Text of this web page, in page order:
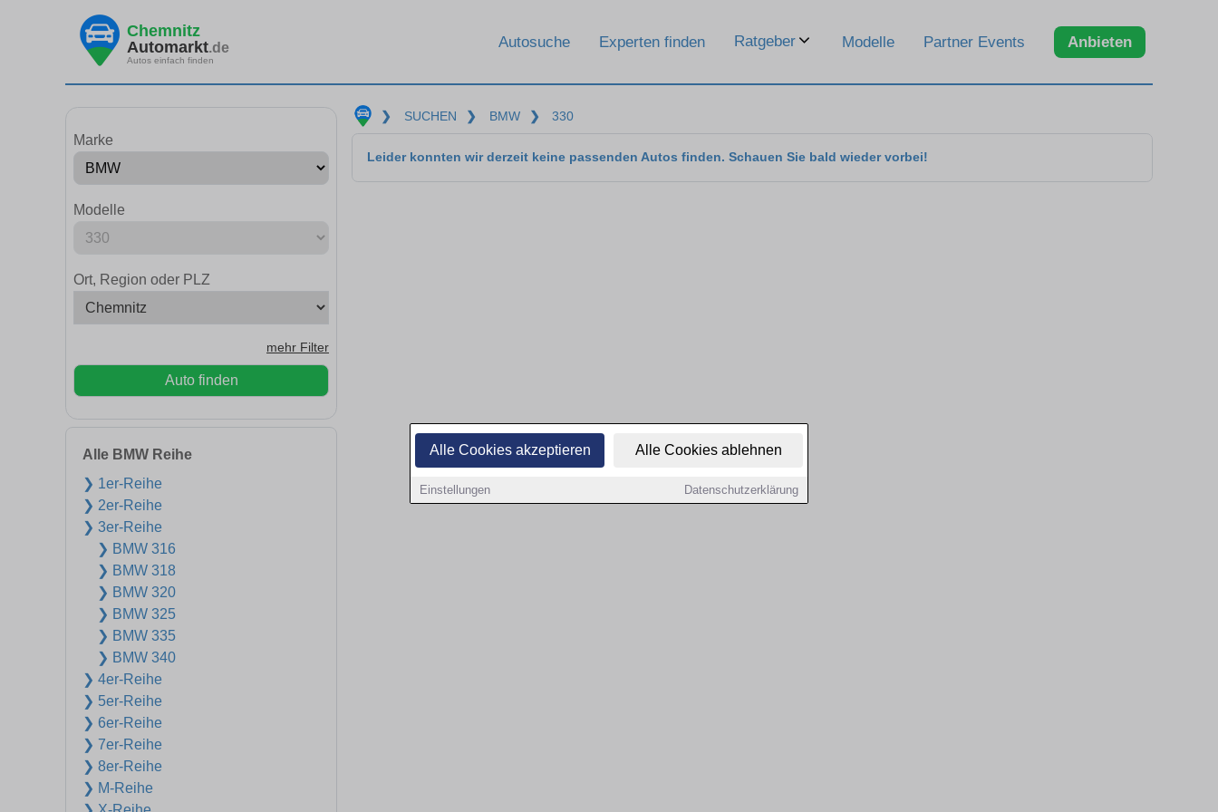
Alle Cookies akzeptieren Alle Cookies ablehnen
Einstellungen Datenschutzerklärung
Chemnitz
Automarkt.de
Autos einfach finden
Autosuche Experten finden Ratgeber Modelle Partner Events Anbieten
Marke
Modelle
Ort, Region oder PLZ
mehr Filter
Auto finden
Alle BMW Reihe
❯ 1er-Reihe
❯ 2er-Reihe
❯ 3er-Reihe
❯ BMW 316
❯ BMW 318
❯ BMW 320
❯ BMW 325
❯ BMW 335
❯ BMW 340
❯ 4er-Reihe
❯ 5er-Reihe
❯ 6er-Reihe
❯ 7er-Reihe
❯ 8er-Reihe
❯ M-Reihe
❯ SUCHEN ❯ BMW ❯ 330
Leider konnten wir derzeit keine passenden Autos finden. Schauen Sie bald wieder vorbei!